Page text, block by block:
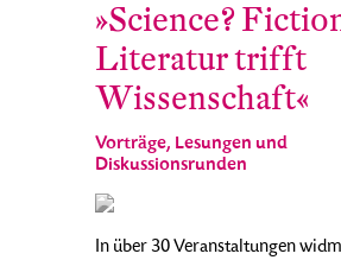
»Science?
Literatur trifft
Wissenschaft«
Vorträge, Lesungen und
Diskussionsrunden
In über 30 Veranstaltungen